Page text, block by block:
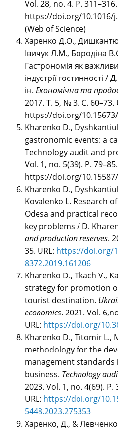
Vol. 28, no. 4. P. 311–316.
https://doi.org/10.1016/
(Web of Science)
Харенко Д.О.,
Івичук Л.М., Бородіна
Гастрономія як
індустрії гостинності /
ін. Економічна та
2017. Т. 5, № 3. С. 60–73.
https://doi.org/
Kharenko D.,
gastronomic events: a
Technology audit and
Vol. 1, no. 5(39). P.
https://doi.org/
Kharenko D.,
Kovalenko L. Research
Odesa and practical
key problems / D.
and production reserves.
35. URL: https://doi.org/
8372.2019.161206
Kharenko D., Tkach V.,
strategy for promotion
tourist destination.
economics. 2021. Vol.
URL: https://doi.org/
Kharenko D., Titomir L.,
methodology for the
management standards
business. Technology
2023. Vol. 1, no. 4(69). P.
URL: https://doi.org/
5448.2023.275353
Харенко, Д., &